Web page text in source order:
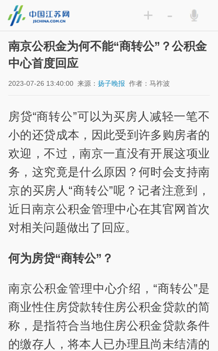
+ -
南京公积金为何不能“商转公”？公积金
中心首度回应
2023-07-26 13:40:00 来源：扬子晚报 作者：马祚波
房贷“商转公”可以为买房人减轻一笔不
小的还贷成本，因此受到许多购房者的
欢迎，不过，南京一直没有开展这项业
务，这究竟是什么原因？何时会支持南
京的买房人“商转公”呢？记者注意到，
近日南京公积金管理中心在其官网首次
对相关问题做出了回应。
何为房贷“商转公”？
南京公积金管理中心介绍，“商转公”是
商业性住房贷款转住房公积金贷款的简
称，是指符合当地住房公积金贷款条件
的缴存人，将本人已办理且尚未结清的